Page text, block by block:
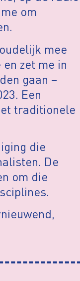
om
mee
zet me in
gaan –
Een
traditionele
die
De
om die